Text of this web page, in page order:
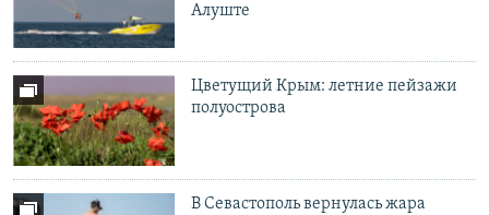
Алуште
Цветущий Крым: летние пейзажи
полуострова
В Севастополь вернулась жара